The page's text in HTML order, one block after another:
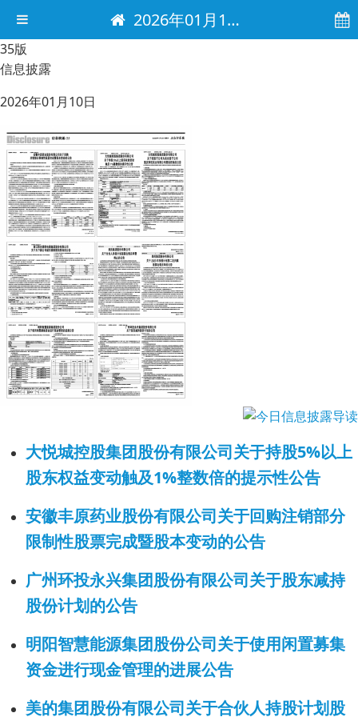
2026年01月10日 电子报
35版
信息披露
2026年01月10日
大悦城控股集团股份有限公司关于持股5%以上
股东权益变动触及1%整数倍的提示性公告
安徽丰原药业股份有限公司关于回购注销部分
限制性股票完成暨股本变动的公告
广州环投永兴集团股份有限公司关于股东减持
股份计划的公告
明阳智慧能源集团股份公司关于使用闲置募集
资金进行现金管理的进展公告
美的集团股份有限公司关于合伙人持股计划股